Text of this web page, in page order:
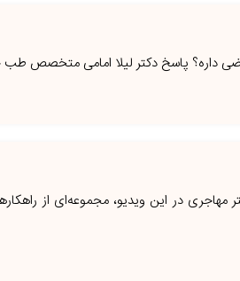
داره؟ پاسخ دکتر لیلا امامی متخصص
مهاجری در این ویدیو، مجموعه‌ای از